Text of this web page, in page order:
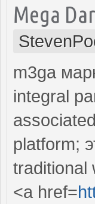
Mega
m3ga
integral
platform;
traditional
<a href=